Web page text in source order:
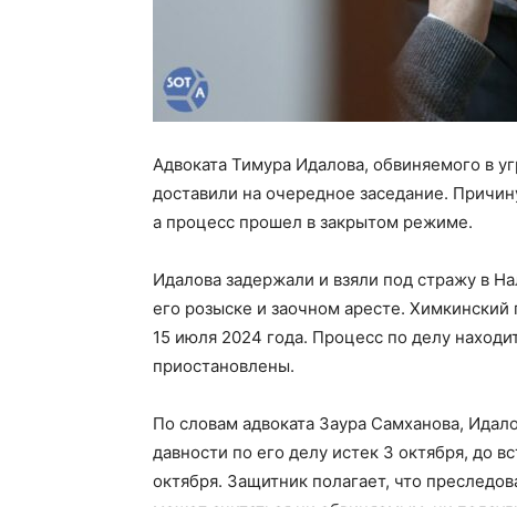
Адвоката Тимура Идалова, обвиняемого в
доставили на очередное заседание.
а процесс прошел в закрытом режиме.
Идалова задержали и взяли под стражу в
его розыске и заочном аресте. Химкинский
15 июля 2024 года. Процесс по делу
приостановлены.
По словам адвоката Заура Самханова,
давности по его делу истек 3 октября, до
октября. Защитник полагает, что